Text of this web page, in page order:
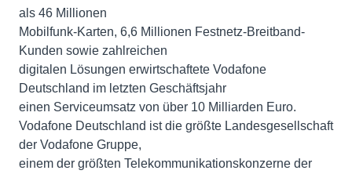
als 46 Millionen
Mobilfunk-Karten, 6,6 Millionen Festnetz-Breitband-
Kunden sowie zahlreichen
digitalen Lösungen erwirtschaftete Vodafone
Deutschland im letzten Geschäftsjahr
einen Serviceumsatz von über 10 Milliarden Euro.
Vodafone Deutschland ist die größte Landesgesellschaft
der Vodafone Gruppe,
einem der größten Telekommunikationskonzerne der